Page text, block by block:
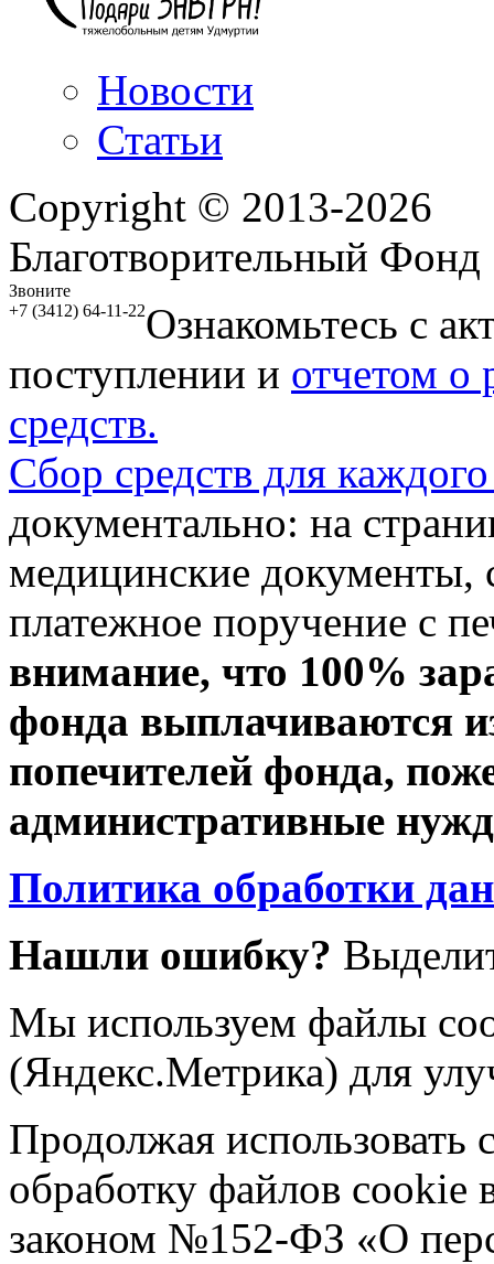
Новости
Статьи
Copyright © 2013-2026
Благотворительный
Звоните
+7 (3412) 64-11-22Ознакомьтесь с
поступлении и отчетом о
средств.
Сбор средств для
документально: на
медицинские документы,
платежное поручение с
внимание, что 100%
фонда выплачиваются
попечителей фонда,
административные
Политика обработки
Нашли ошибку?
Мы используем файлы
(Яндекс.Метрика) для
Продолжая использовать
обработку файлов cookie
законом №152-ФЗ «О